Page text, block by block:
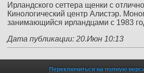
Ирландского сеттера щенки с
Кинологический центр Алистэр.
занимающийся ирландцами с 1983
Дата публикации: 20.Июн 10:13
Переключиться на полную